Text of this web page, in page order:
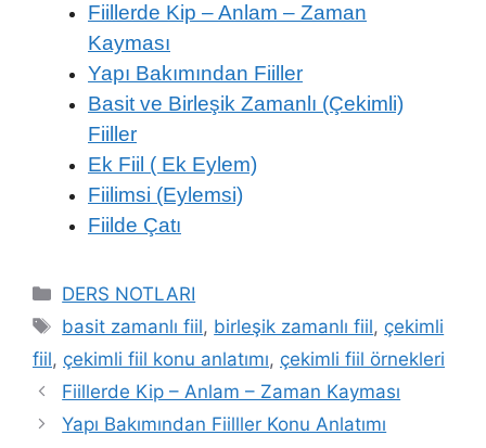
Fiillerde Kip – Anlam – Zaman
Kayması
Yapı Bakımından Fiiller
Basit ve Birleşik Zamanlı (Çekimli)
Fiiller
Ek Fiil ( Ek Eylem)
Fiilimsi (Eylemsi)
Fiilde Çatı
Kategoriler
DERS NOTLARI
Etiketler
basit zamanlı fiil, birleşik zamanlı fiil, çekimli
fiil, çekimli fiil konu anlatımı, çekimli fiil örnekleri
Fiillerde Kip – Anlam – Zaman Kayması
Yapı Bakımından Fiilller Konu Anlatımı